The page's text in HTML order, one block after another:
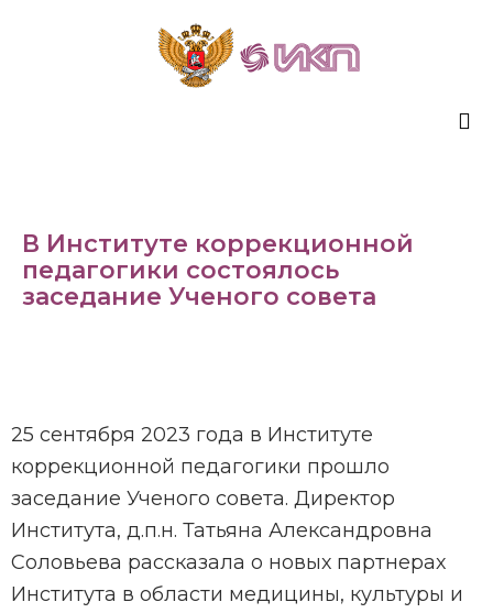
В Институте коррекционной
педагогики состоялось
заседание Ученого совета
25 сентября 2023 года в Институте
коррекционной педагогики прошло
заседание Ученого совета. Директор
Института, д.п.н. Татьяна Александровна
Соловьева рассказала о новых партнерах
Института в области медицины, культуры и